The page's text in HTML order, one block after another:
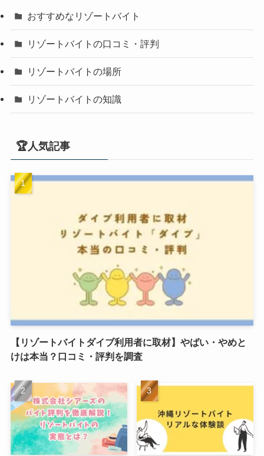
おすすめなリゾートバイト
リゾートバイトの口コミ・評判
リゾートバイトの場所
リゾートバイトの知識
🏆人気記事
【リゾートバイトダイブ利用者に取材】やばい・やめと
けは本当？口コミ・評判を調査